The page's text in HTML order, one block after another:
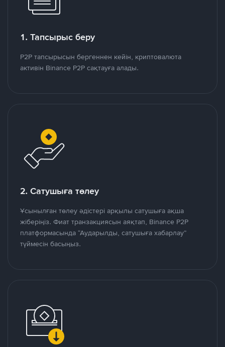
1. Тапсырыс беру
P2P тапсырысын бергеннен кейін, криптовалюта
активін Binance P2P сақтауға алады.
2. Сатушыға төлеу
Ұсынылған төлеу әдістері арқылы сатушыға ақша
жіберіңіз. Фиат транзакциясын аяқтап, Binance P2P
платформасында “Аударылды, сатушыға хабарлау”
түймесін басыңыз.